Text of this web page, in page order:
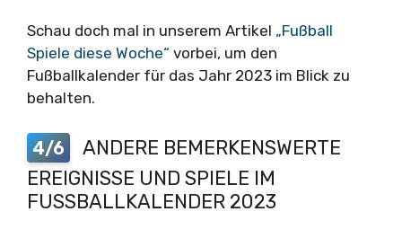
Schau doch mal in unserem Artikel „Fußball
Spiele diese Woche“ vorbei, um den
Fußballkalender für das Jahr 2023 im Blick zu
behalten.
4/6
ANDERE BEMERKENSWERTE
EREIGNISSE UND SPIELE IM
FUSSBALLKALENDER 2023